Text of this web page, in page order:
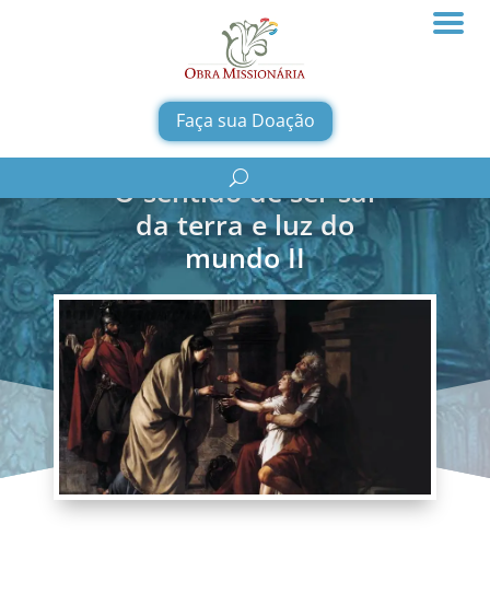
Faça sua Doação
O sentido de ser sal
da terra e luz do
mundo II